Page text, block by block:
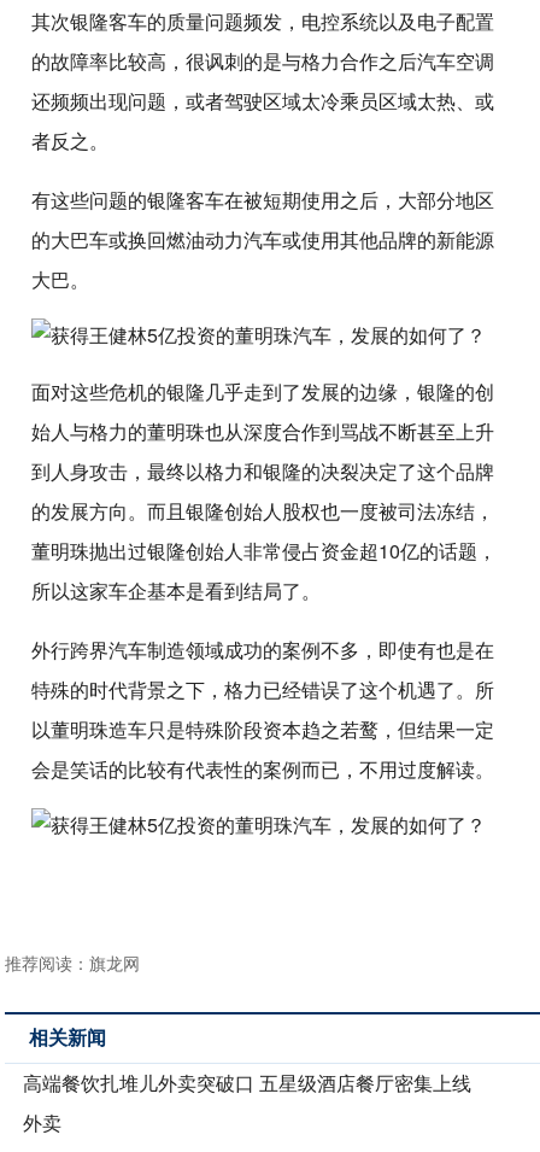
其次银隆客车的质量问题频发，电控系统以及电子配置
的故障率比较高，很讽刺的是与格力合作之后汽车空调
还频频出现问题，或者驾驶区域太冷乘员区域太热、或
者反之。
有这些问题的银隆客车在被短期使用之后，大部分地区
的大巴车或换回燃油动力汽车或使用其他品牌的新能源
大巴。
面对这些危机的银隆几乎走到了发展的边缘，银隆的创
始人与格力的董明珠也从深度合作到骂战不断甚至上升
到人身攻击，最终以格力和银隆的决裂决定了这个品牌
的发展方向。而且银隆创始人股权也一度被司法冻结，
董明珠抛出过银隆创始人非常侵占资金超10亿的话题，
所以这家车企基本是看到结局了。
外行跨界汽车制造领域成功的案例不多，即使有也是在
特殊的时代背景之下，格力已经错误了这个机遇了。所
以董明珠造车只是特殊阶段资本趋之若鹜，但结果一定
会是笑话的比较有代表性的案例而已，不用过度解读。
推荐阅读：旗龙网
相关新闻
高端餐饮扎堆儿外卖突破口 五星级酒店餐厅密集上线
外卖